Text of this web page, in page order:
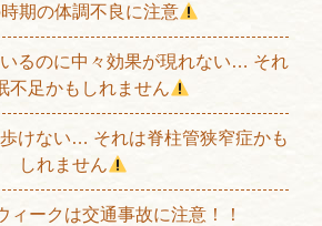
期の体調不良に注意
るのに中々効果が現れない… それ
不足かもしれません
けない… それは脊柱管狭窄症かも
しれません
ィークは交通事故に注意！！